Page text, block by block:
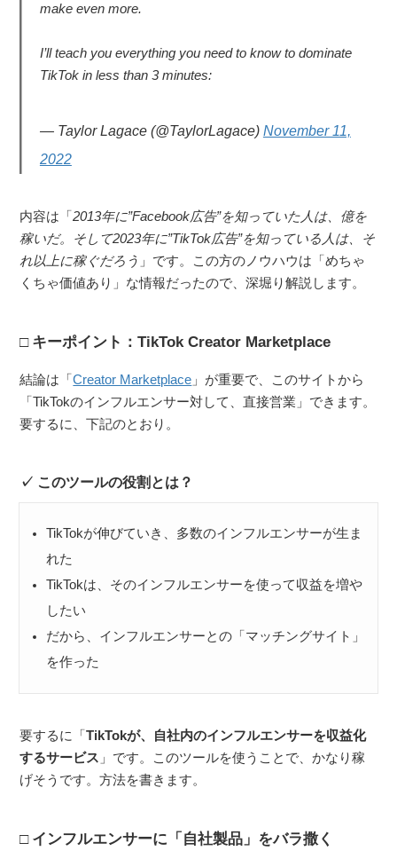
make even more.
I’ll teach you everything you need to know to dominate
TikTok in less than 3 minutes:
— Taylor Lagace (@TaylorLagace) November 11,
2022
内容は「2013年に”Facebook広告”を知っていた人は、億を
稼いだ。そして2023年に”TikTok広告”を知っている人は、そ
れ以上に稼ぐだろう 」です。この方のノウハウは「めちゃ
くちゃ価値あり」な情報だったので、深堀り解説します。
キーポイント：TikTok Creator Marketplace
結論は「Creator Marketplace 」が重要で、このサイトから
「TikTokのインフルエンサー対して、直接営業」できます。
要するに、下記のとおり。
このツールの役割とは？
TikTokが伸びていき、多数のインフルエンサーが生ま
れた
TikTokは、そのインフルエンサーを使って収益を増や
したい
だから、インフルエンサーとの「マッチングサイト」
を作った
要するに「TikTokが、自社内のインフルエンサーを収益化
するサービス 」です。このツールを使うことで、かなり稼
げそうです。方法を書きます。
インフルエンサーに「自社製品」をバラ撒く